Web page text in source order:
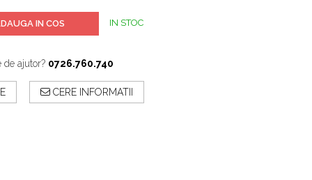
IN COS IN STOC
de ajutor? 0726.760.740
CERE INFORMATII